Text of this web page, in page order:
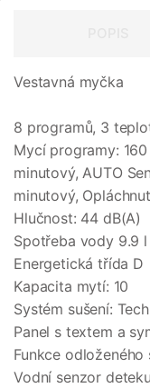
Vestavná myčka
8 programů, 3
Mycí programy:
minutový, AUTO
minutový,
Hlučnost: 44 dB(A)
Spotřeba vody 9.9 l
Energetická třída D
Kapacita mytí: 10
Systém sušení:
Panel s textem a
Funkce
Vodní senzor